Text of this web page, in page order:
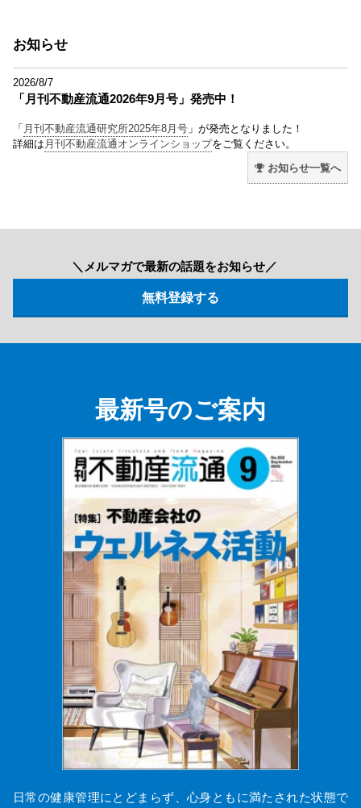
お知らせ
2026/8/7
「月刊不動産流通2026年9月号」発売中！
「 月刊不動産流通研究所2025年8月号 」が発売となりました！
詳細は 月刊不動産流通オンラインショップをご覧ください。
お知らせ一覧へ
＼メルマガで最新の話題をお知らせ／
最新号のご案内
日常の健康管理にとどまらず、心身ともに満たされた状態で